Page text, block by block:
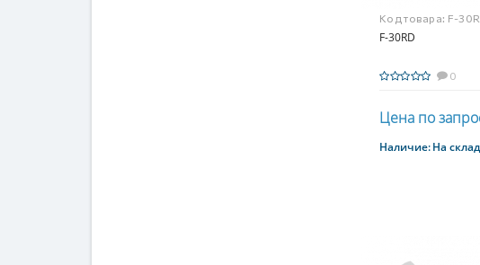
Код товара: F-
F-30RD
0
Цена по
Купить
Наличие:На